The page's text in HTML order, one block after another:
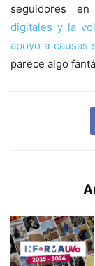
seguidores en
digitales y la
apoyo a causas
parece algo